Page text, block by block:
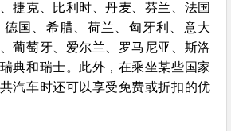
捷克、比利时、丹麦、芬兰、法国
德国、希腊、荷兰、匈牙利、意大
葡萄牙、爱尔兰、罗马尼亚、斯洛
典和瑞士。此外，在乘坐某些国家
汽车时还可以享受免费或折扣的优